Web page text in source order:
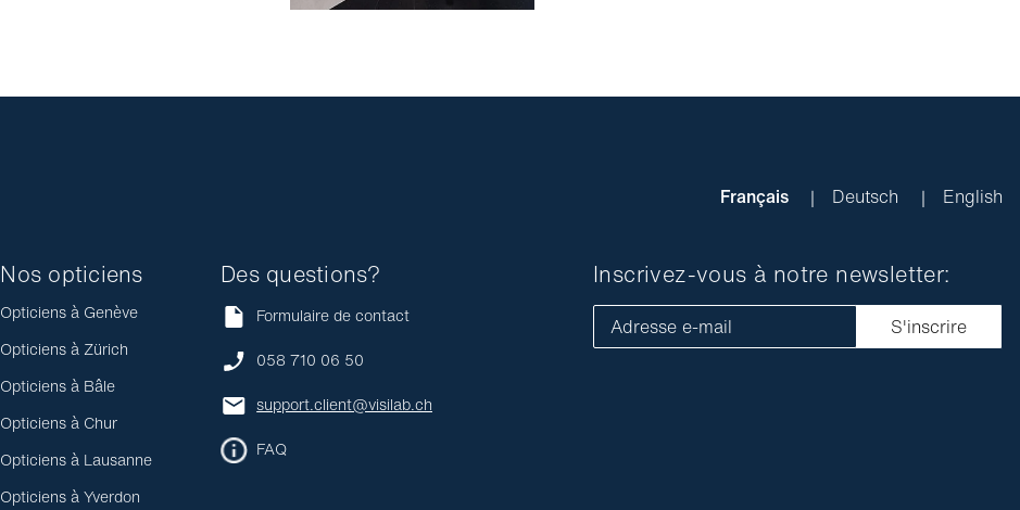
Français Deutsch English
Nos opticiens
Opticiens à Genève
Opticiens à Zürich
Opticiens à Bâle
Opticiens à Chur
Opticiens à Lausanne
Opticiens à Yverdon
Des questions?
Formulaire de contact
058 710 06 50
support.client@visilab.ch
FAQ
Inscrivez-vous à notre newsletter:
Adresse e-mail S'inscrire